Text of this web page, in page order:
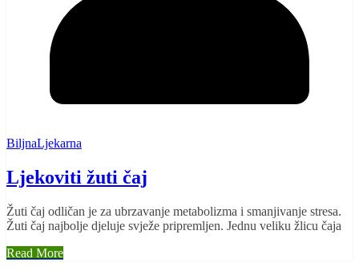
BiljnaLjekarna
Ljekoviti žuti čaj
Žuti čaj odličan je za ubrzavanje metabolizma i smanjivanje stresa.
Žuti čaj najbolje djeluje svježe pripremljen. Jednu veliku žlicu čaja
Read More